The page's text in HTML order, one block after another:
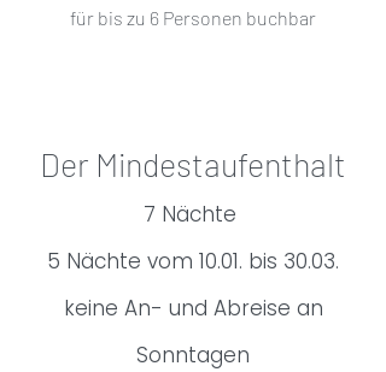
für bis zu 6 Personen buchbar
Der Mindestaufenthalt
7 Nächte
5 Nächte vom 10.01. bis 30.03.
keine An- und Abreise an
Sonntagen